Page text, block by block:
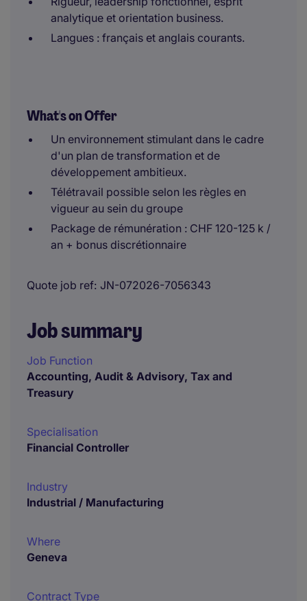
analytique et orientation business.
Langues : français et anglais courants.
What's on Offer
Un environnement stimulant dans le cadre
d'un plan de transformation et de
développement ambitieux.
Télétravail possible selon les règles en
vigueur au sein du groupe
Package de rémunération : CHF 120-125 k /
an + bonus discrétionnaire
Quote job ref JN-072026-7056343
Job summary
Job Function
Accounting, Audit & Advisory, Tax and
Treasury
Specialisation
Financial Controller
Industry
Industrial / Manufacturing
Where
Geneva
Contract Type